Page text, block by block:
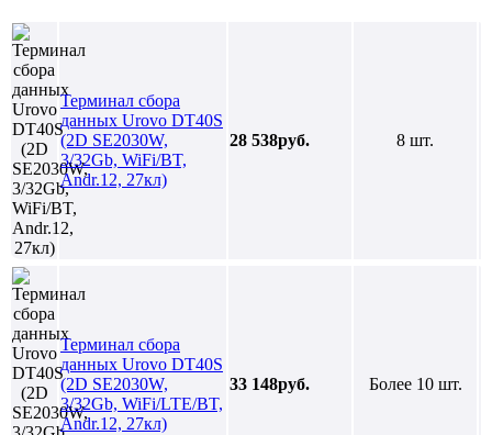
Терминал сбора
данных Urovo DT40S
(2D SE2030W,
3/32Gb, WiFi/BT,
Andr.12, 27кл)
28 538руб. 8 шт.
Терминал сбора
данных Urovo DT40S
(2D SE2030W,
3/32Gb, WiFi/LTE/BT,
Andr.12, 27кл)
33 148руб. Более 10 шт.